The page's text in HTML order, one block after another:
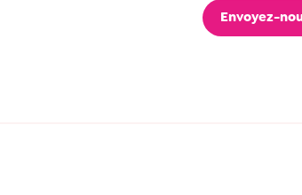
Envoyez-